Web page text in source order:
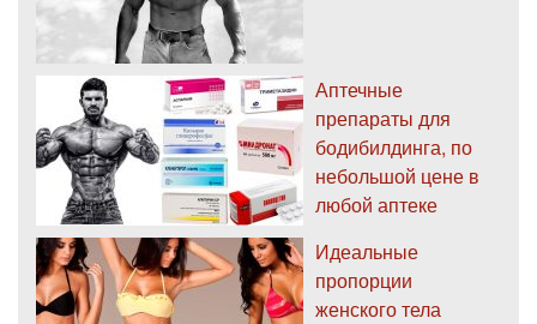
Аптечные
препараты для
бодибилдинга, по
небольшой цене в
любой аптеке
Идеальные
пропорции
женского тела